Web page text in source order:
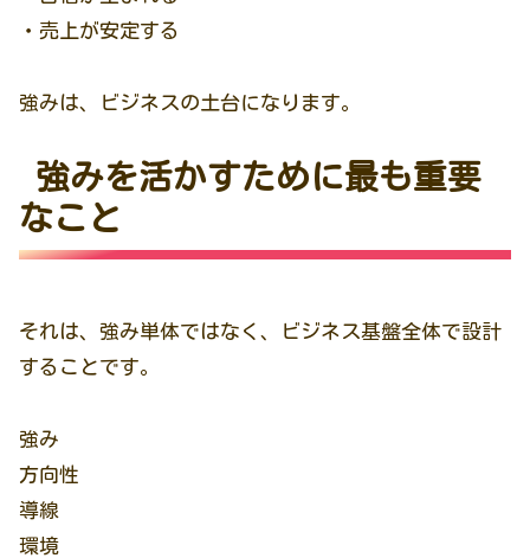
・売上が安定する
強みは、ビジネスの土台になります。
強みを活かすために最も重要
なこと
それは、強み単体ではなく、ビジネス基盤全体で設計
することです。
強み
方向性
導線
環境